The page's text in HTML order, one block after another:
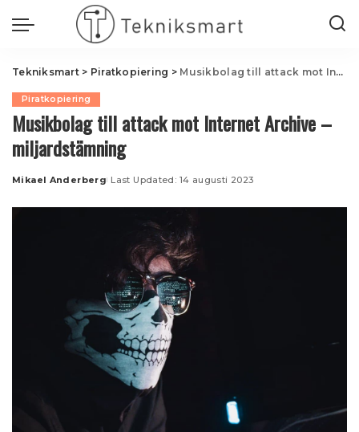
Tekniksmart> Piratkopiering > Musikbolag till attack mot Internet Archive – miljardstämning
Piratkopiering
Musikbolag till attack mot Internet Archive –
miljardstämning
Posted
Mikael Anderberg Last Updated: 14 augusti 2023